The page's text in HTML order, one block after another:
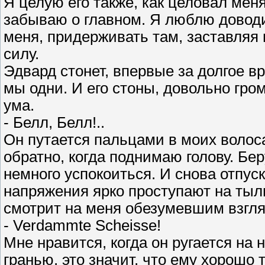
забываю о главном. Я люблю
меня, придерживать там,
силу.
Эдвард стонет, впервые за долгое
мы одни. И его стоны, довольно
ума.
- Белл, Белл!..
Он путается пальцами в моих
обратно, когда поднимаю голову.
немного успокоиться. И снова
напряжения ярко проступают на
смотрит на меня обезумевшим
- Verdammte Scheisse!
Мне нравится, когда он ругается
гранью, это значит, что ему